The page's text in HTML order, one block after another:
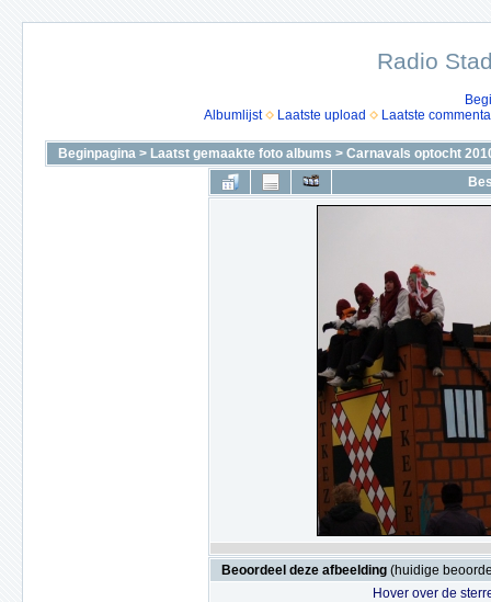
Radio
Albumlijst
Laatste upload Laatste
Beginpagina > Laatst gemaakte foto albums > Carnavals optocht
Beoordeel deze afbeelding (huidige
Hover over de